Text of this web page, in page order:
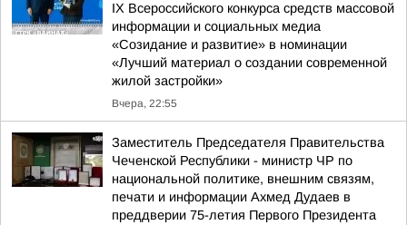
IX Всероссийского конкурса средств массовой
информации и социальных медиа
«Созидание и развитие» в номинации
«Лучший материал о создании современной
жилой застройки»
Вчера, 22:55
Заместитель Председателя Правительства
Чеченской Республики - министр ЧР по
национальной политике, внешним связям,
печати и информации Ахмед Дудаев в
преддверии 75-летия Первого Президента